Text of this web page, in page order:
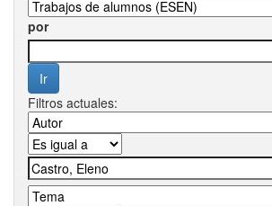
por
Filtros actuales: